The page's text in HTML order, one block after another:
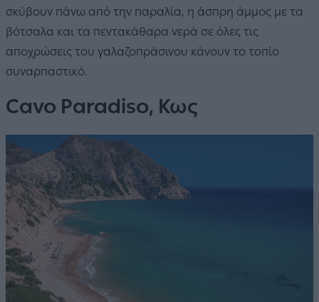
σκύβουν πάνω από την παραλία, η άσπρη άμμος με τα
βότσαλα και τα πεντακάθαρα νερά σε όλες τις
αποχρώσεις του γαλαζοπράσινου κάνουν το τοπίο
συναρπαστικό.
Cavo Paradiso, Κως